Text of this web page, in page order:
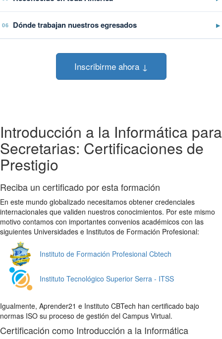
06 Dónde trabajan nuestros egresados ▶
Inscribirme ahora ↓
Introducción a la Informática para
Secretarias: Certificaciones de
Prestigio
Reciba un certificado por esta formación
En este mundo globalizado necesitamos obtener credenciales
internacionales que validen nuestros conocimientos. Por este mismo
motivo contamos con importantes convenios académicos con las
siguientes Universidades e Institutos de Formación Profesional:
Instituto de Formación Profesional Cbtech
Instituto Tecnológico Superior Serra - ITSS
Igualmente, Aprender21 e Instituto CBTech han certificado bajo
normas ISO su proceso de gestión del Campus Virtual.
Certificación como Introducción a la Informática